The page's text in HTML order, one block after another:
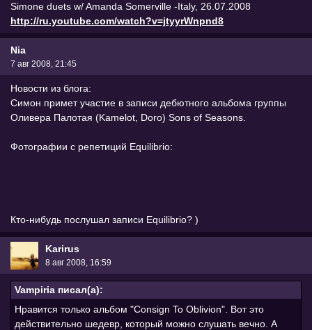
Simone duets w/ Amanda Somerville -Italy, 26.07.2008
http://ru.youtube.com/watch?v=jtyyrWnpnd8
Nia
7 авг 2008, 21:45
Новости из блога:
Симон примет участие в записи дебютного альбома группы
Оливера Палотая (Kamelot, Doro) Sons of Seasons.
Фотографии с репетиций Equilibrio:
Кто-нибудь послушал записи Equilibrio? )
Karirus
8 авг 2008, 16:59
Vampiria писал(а):
Нравится только альбом "Consign To Oblivion". Вот это
действительно шедевр, который можно слушать вечно. А